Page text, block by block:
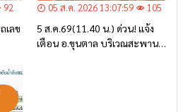
92
เลข
05 ส.ค. 2026 13:07:59 105
5 ส.ค.69(11.40 น.) ด่วน! แจ้ง
เตือน อ.ขุนตาล บริเวณสะพาน